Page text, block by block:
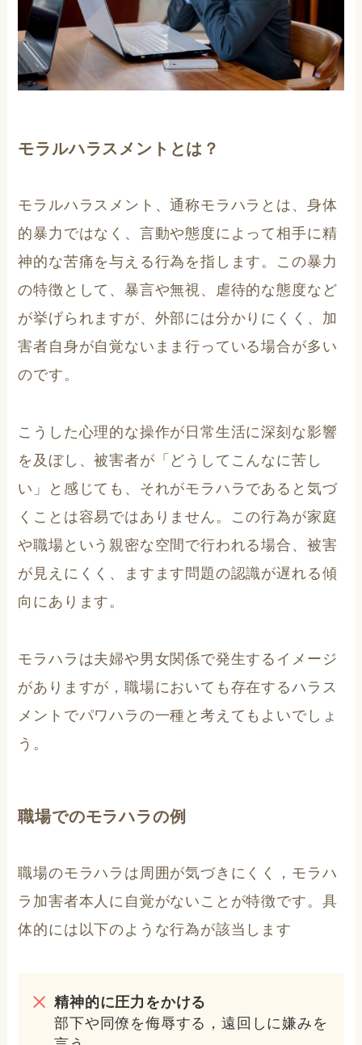
モラルハラスメントとは？
モラルハラスメント、通称モラハラとは、身体
的暴力ではなく、言動や態度によって相手に精
神的な苦痛を与える行為を指します。この暴力
の特徴として、暴言や無視、虐待的な態度など
が挙げられますが、外部には分かりにくく、加
害者自身が自覚ないまま行っている場合が多い
のです。
こうした心理的な操作が日常生活に深刻な影響
を及ぼし、被害者が「どうしてこんなに苦し
い」と感じても、それがモラハラであると気づ
くことは容易ではありません。この行為が家庭
や職場という親密な空間で行われる場合、被害
が見えにくく、ますます問題の認識が遅れる傾
向にあります。
モラハラは夫婦や男女関係で発生するイメージ
がありますが，職場においても存在するハラス
メントでパワハラの一種と考えてもよいでしょ
う。
職場でのモラハラの例
職場のモラハラは周囲が気づきにくく，モラハ
ラ加害者本人に自覚がないことが特徴です。具
体的には以下のような行為が該当します
精神的に圧力をかける
部下や同僚を侮辱する，遠回しに嫌みを